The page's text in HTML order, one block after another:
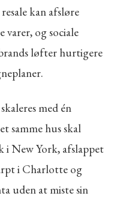
kan afsløre
og sociale
løfter hurtigere
med én
samme hus skal
i New York, afslappet
i Charlotte og
uden at miste sin